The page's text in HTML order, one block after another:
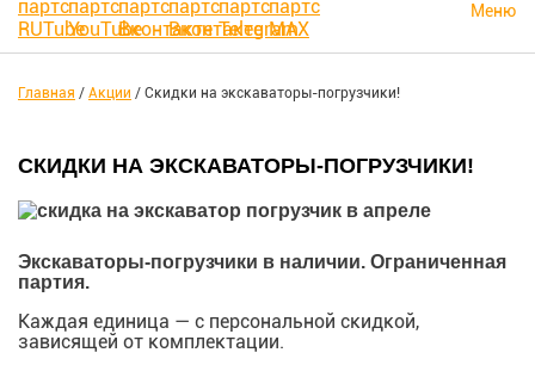
Меню
Главная / Акции / Скидки на экскаваторы-погрузчики!
СКИДКИ НА ЭКСКАВАТОРЫ-ПОГРУЗЧИКИ!
Экскаваторы-погрузчики в наличии. Ограниченная
партия.
Каждая единица — с персональной скидкой,
зависящей от комплектации.